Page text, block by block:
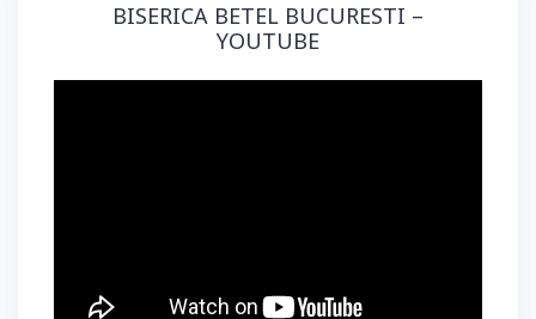
BISERICA BETEL BUCURESTI –
YOUTUBE